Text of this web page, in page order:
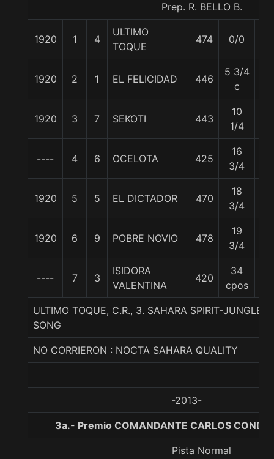
Prep. R. BELLO B.
1920 1 4
ULTIMO
TOQUE
474 0/0
1920 2 1 EL FELICIDAD 446
5 3/4
c
1920 3 7 SEKOTI 443
10
1/4
---- 4 6 OCELOTA 425
16
3/4
1920 5 5 EL DICTADOR 470
18
3/4
1920 6 9 POBRE NOVIO 478
19
3/4
---- 7 3
ISIDORA
VALENTINA
420
34
cpos
ULTIMO TOQUE, C.R., 3. SAHARA SPIRIT-JUNGLE
SONG
NO CORRIERON : NOCTA SAHARA QUALITY
-2013-
3a.- Premio COMANDANTE CARLOS
Pista Normal